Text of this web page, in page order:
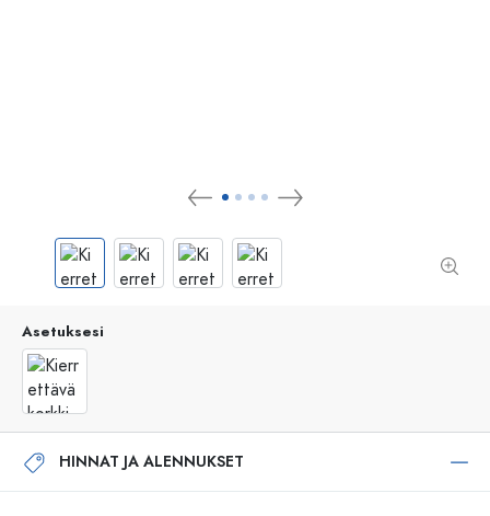
Asetuksesi
HINNAT JA ALENNUKSET